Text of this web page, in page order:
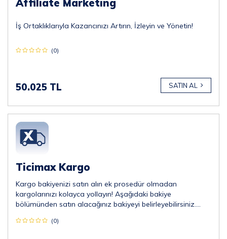
Affiliate Marketing
İş Ortaklıklarıyla Kazancınızı Artırın, İzleyin ve Yönetin!
(0)
50.025 TL SATIN AL
Ticimax Kargo
Kargo bakiyenizi satın alın ek prosedür olmadan
kargolarınızı kolayca yollayın! Aşağıdaki bakiye
bölümünden satın alacağınız bakiyeyi belirleyebilirsiniz.
(0)